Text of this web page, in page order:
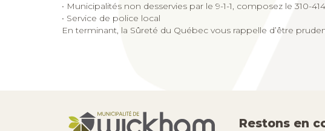
• Municipalités non desservies par le 9-1-1, composez le 310-
• Service de police local
En terminant, la Sûreté du Québec vous rappelle d’être
Restons en